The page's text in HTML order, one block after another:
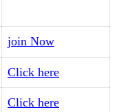
join Now
Click here
Click here